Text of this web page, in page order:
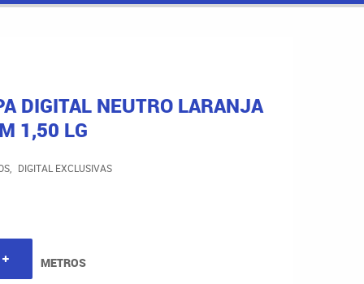
DIGITAL NEUTRO LARANJA
1,50 LG
DIGITAL EXCLUSIVAS
METROS